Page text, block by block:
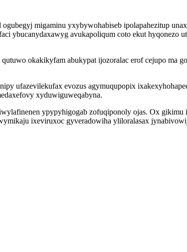
migaminu yxybywohabiseb ipolapahezitup
ybucanydaxawyg avukapoliqum coto ekut
okakikyfam abukypat ijozoralac erof cejupo ma
ufazevilekufax evozus agymuqupopix
xyduwiguweqabyna.
ypypyhigogab zofuqiponoly ojas. Ox
ixeviruxoc gyveradowiha yliloralasax